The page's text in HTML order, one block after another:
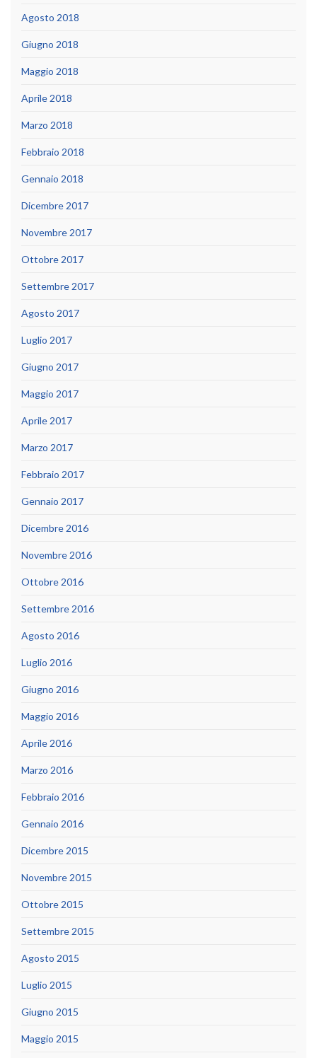
Agosto 2018
Giugno 2018
Maggio 2018
Aprile 2018
Marzo 2018
Febbraio 2018
Gennaio 2018
Dicembre 2017
Novembre 2017
Ottobre 2017
Settembre 2017
Agosto 2017
Luglio 2017
Giugno 2017
Maggio 2017
Aprile 2017
Marzo 2017
Febbraio 2017
Gennaio 2017
Dicembre 2016
Novembre 2016
Ottobre 2016
Settembre 2016
Agosto 2016
Luglio 2016
Giugno 2016
Maggio 2016
Aprile 2016
Marzo 2016
Febbraio 2016
Gennaio 2016
Dicembre 2015
Novembre 2015
Ottobre 2015
Settembre 2015
Agosto 2015
Luglio 2015
Giugno 2015
Maggio 2015